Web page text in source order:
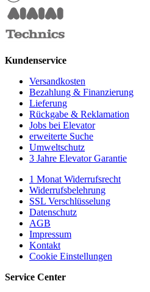
Kundenservice
Versandkosten
Bezahlung & Finanzierung
Lieferung
Rückgabe & Reklamation
Jobs bei Elevator
erweiterte Suche
Umweltschutz
3 Jahre Elevator Garantie
1 Monat Widerrufsrecht
Widerrufsbelehrung
SSL Verschlüsselung
Datenschutz
AGB
Impressum
Kontakt
Cookie Einstellungen
Service Center